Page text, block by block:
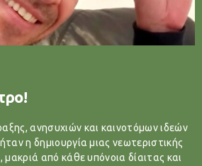
ανησυχιών και καινοτόμων ιδεών
η δημιουργία μιας νεωτεριστικής
μακριά από κάθε υπόνοια δίαιτας και